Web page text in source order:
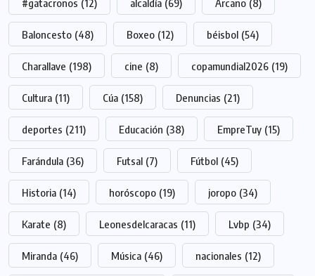
#gatacronos (12) alcaldía (69) Arcano (8)
Baloncesto (48) Boxeo (12) béisbol (54)
Charallave (198) cine (8) copamundial2026 (19)
Cultura (11) Cúa (158) Denuncias (21)
deportes (211) Educación (38) EmpreTuy (15)
Farándula (36) Futsal (7) Fútbol (45)
Historia (14) horóscopo (19) joropo (34)
Karate (8) Leonesdelcaracas (11) Lvbp (34)
Miranda (46) Música (46) nacionales (12)